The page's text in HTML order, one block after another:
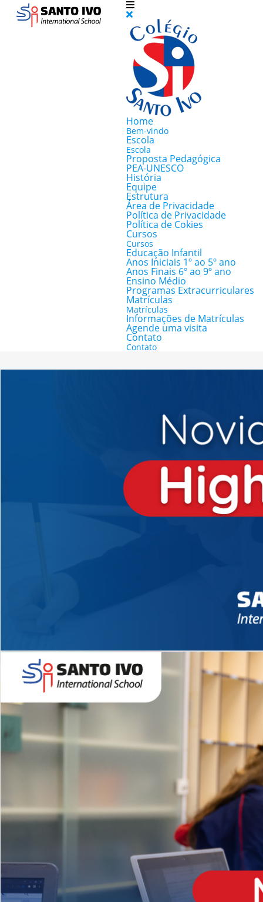
Home
Bem-vindo
Escola
Escola
Proposta Pedagógica
PEA-UNESCO
História
Equipe
Estrutura
Área de Privacidade
Política de Privacidade
Política de Cokies
Cursos
Cursos
Educação Infantil
Anos Iniciais 1º ao 5º ano
Anos Finais 6º ao 9º ano
Ensino Médio
Programas Extracurriculares
Matrículas
Matrículas
Informações de Matrículas
Agende uma visita
Contato
Contato
Novidades 2026 High School
EDUCAÇÃO INFANTIL
Inglês todos os dias
MÉDIO
igh School
Dupla Diplomação